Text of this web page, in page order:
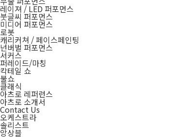
레이져 / LED 퍼포먼스
붓글씨 퍼포먼스
미디어 퍼포먼스
로봇
캐리커쳐 / 페이스페인팅
넌버벌 퍼포먼스
서커스
퍼레이드/마칭
칵테일 쇼
불쇼
클래식
아츠로 레퍼런스
아츠로 소개서
Contact Us
오케스트라
솔리스트
앙상블